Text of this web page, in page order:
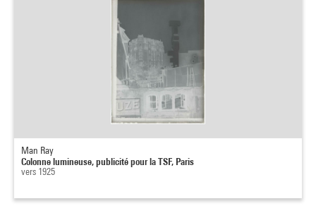
Man Ray
Colonne lumineuse, publicité pour la TSF, Paris
vers 1925